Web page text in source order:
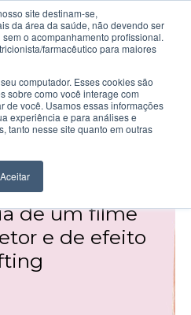
site destinam-se,
da área da saúde, não devendo ser
o acompanhamento profissional.
farmacêutico para maiores
computador. Esses cookies são
sobre como você interage com
de você. Usamos essas informações
experiência e para análises e
tanto nesse site quanto em outras
Aceitar
(SILAB)
de um filme
e de efeito